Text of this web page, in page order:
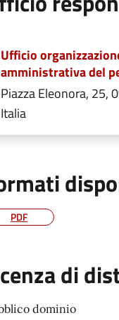
Ufficio
amministrativa del
Piazza Eleonora, 25,
Italia
PDF
di
dominio